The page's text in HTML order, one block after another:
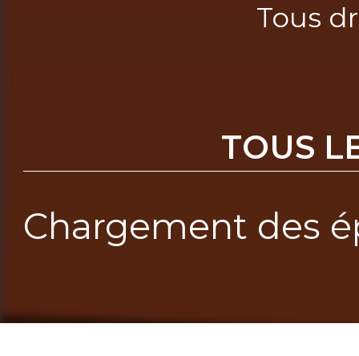
Tous
TOUS
Chargement des